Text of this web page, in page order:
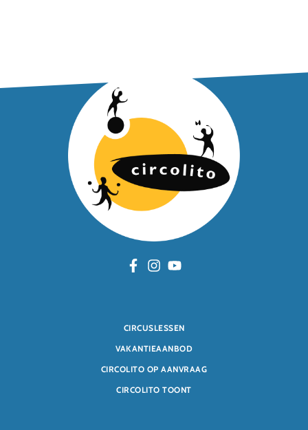
CIRCUSLESSEN
VAKANTIEAANBOD
CIRCOLITO OP AANVRAAG
CIRCOLITO TOONT